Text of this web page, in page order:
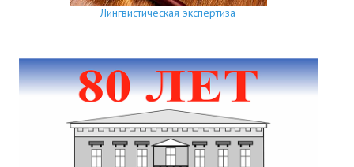
Лингвистическая экспертиза